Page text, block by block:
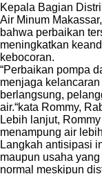
Kepala Bagian
Air Minum
bahwa perbaikan
meningkatkan
kebocoran.
“Perbaikan pompa
menjaga
berlangsung,
air.“kata Rommy,
Lebih lanjut,
menampung air
Langkah antisipasi
maupun usaha
normal meskipun